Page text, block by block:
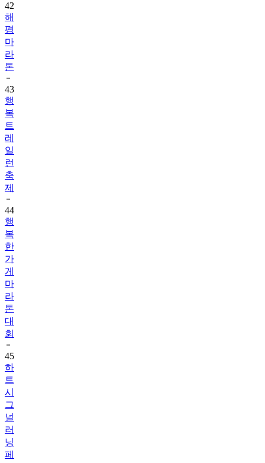
42
해
평
마
라
톤
43
행
복
트
레
일
런
축
제
44
행
복
한
가
게
마
라
톤
대
회
45
하
트
시
그
널
러
닝
페